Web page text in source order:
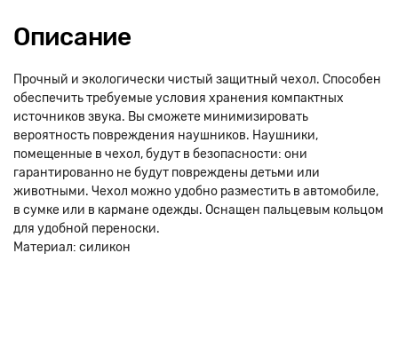
Описание
Прочный и экологически чистый защитный чехол. Способен
обеспечить требуемые условия хранения компактных
источников звука. Вы сможете минимизировать
вероятность повреждения наушников. Наушники,
помещенные в чехол, будут в безопасности: они
гарантированно не будут повреждены детьми или
животными. Чехол можно удобно разместить в автомобиле,
в сумке или в кармане одежды. Оснащен пальцевым кольцом
для удобной переноски.
Материал: силикон